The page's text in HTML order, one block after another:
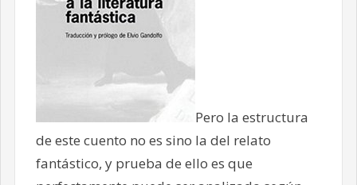
Pero la estructura
de este cuento no es sino la del relato
fantástico, y prueba de ello es que